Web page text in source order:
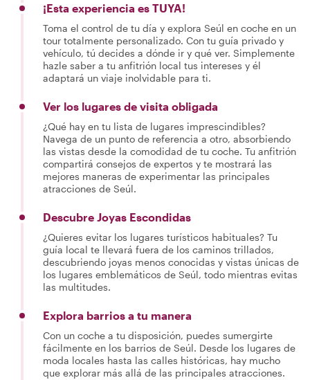
¡Esta experiencia es TUYA!
Toma el control de tu día y explora Seúl en coche en un
tour totalmente personalizado. Con tu guía privado y
vehículo, tú decides a dónde ir y qué ver. Simplemente
hazle saber a tu anfitrión local tus intereses y él
adaptará un viaje inolvidable para ti.
Ver los lugares de visita obligada
¿Qué hay en tu lista de lugares imprescindibles?
Navega de un punto de referencia a otro, absorbiendo
las vistas desde la comodidad de tu coche. Tu anfitrión
compartirá consejos de expertos y te mostrará las
mejores maneras de experimentar las principales
atracciones de Seúl.
Descubre Joyas Escondidas
¿Quieres evitar los lugares turísticos habituales? Tu
guía local te llevará fuera de los caminos trillados,
descubriendo joyas menos conocidas y vistas únicas de
los lugares emblemáticos de Seúl, todo mientras evitas
las multitudes.
Explora barrios a tu manera
Con un coche a tu disposición, puedes sumergirte
fácilmente en los barrios de Seúl. Desde los lugares de
moda locales hasta las calles históricas, hay mucho
que explorar más allá de las principales atracciones.